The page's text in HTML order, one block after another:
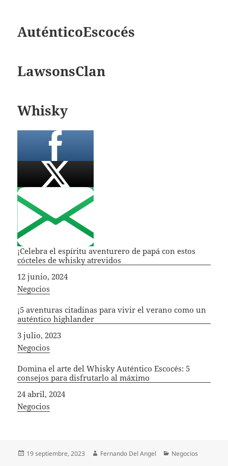
AuténticoEscocés
LawsonsClan
Whisky
¡Celebra el espíritu aventurero de papá con estos
cócteles de whisky atrevidos
Fecha
12 junio, 2024
In relation to
Negocios
¡5 aventuras citadinas para vivir el verano como un
auténtico highlander
Fecha
3 julio, 2023
In relation to
Negocios
Domina el arte del Whisky Auténtico Escocés: 5
consejos para disfrutarlo al máximo
Fecha
24 abril, 2024
In relation to
Negocios
Publicado
19 septiembre, 2023 Autor
Fernando Del Angel Categorías
Negocios